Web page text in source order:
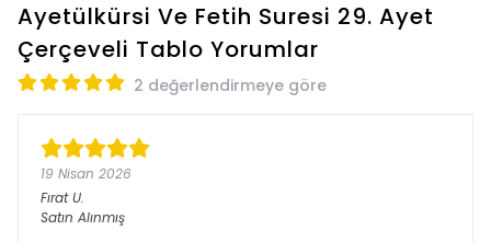
Ayetülkürsi Ve Fetih Suresi 29. Ayet
Çerçeveli Tablo Yorumlar
2 değerlendirmeye göre
19 Nisan 2026
Fırat U.
Satın Alınmış